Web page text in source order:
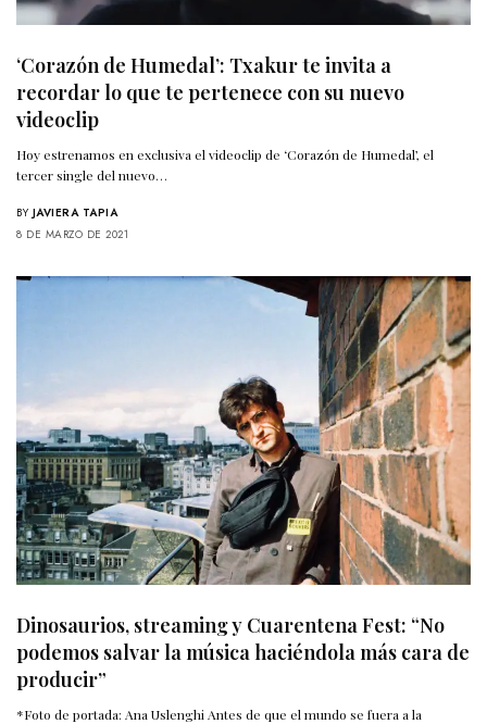
‘Corazón de Humedal’: Txakur te invita a
recordar lo que te pertenece con su nuevo
videoclip
Hoy estrenamos en exclusiva el videoclip de ‘Corazón de Humedal’, el
tercer single del nuevo…
BY JAVIERA TAPIA
8 DE MARZO DE 2021
Dinosaurios, streaming y Cuarentena Fest: “No
podemos salvar la música haciéndola más cara de
producir”
*Foto de portada: Ana Uslenghi Antes de que el mundo se fuera a la